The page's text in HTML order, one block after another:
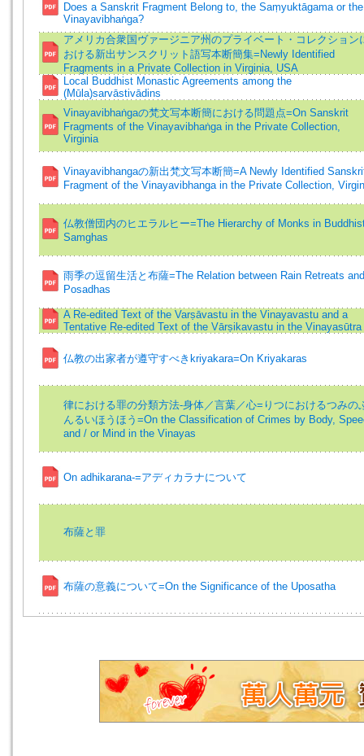
Does a Sanskrit Fragment Belong to, the Saṃyuktāgama or the
Vinayavibhaṅga?
アメリカ合衆国ヴァージニア州のプライベート・コレクション
おける新出サンスクリット語写本断簡集=Newly Identified
Fragments in a Private Collection in Virginia, USA
Local Buddhist Monastic Agreements among the
(Mūla)sarvāstivādins
Vinayavibhaṅgaの梵文写本断簡における問題点=On Sanskrit
Fragments of the Vinayavibhaṅga in the Private Collection,
Virginia
Vinayavibhangaの新出梵文写本断簡=A Newly Identified
Fragment of the Vinayavibhanga in the Private Collection,
仏教僧団内のヒエラルヒー=The Hierarchy of Monks in
Samghas
雨季の逗留生活と布薩=The Relation between Rain Retreats and
Posadhas
A Re-edited Text of the Varṣāvastu in the Vinayavastu and a
Tentative Re-edited Text of the Vārṣikavastu in the Vinayasūtra
仏教の出家者が遵守すべきkriyakara=On Kriyakaras
律における罪の分類方法-身体／言葉／心=りつにおけるつみの
んるいほうほう=On the Classification of Crimes by Body,
and / or Mind in the Vinayas
On adhikarana-=アディカラナについて
布薩と罪
布薩の意義について=On the Significance of the Uposatha